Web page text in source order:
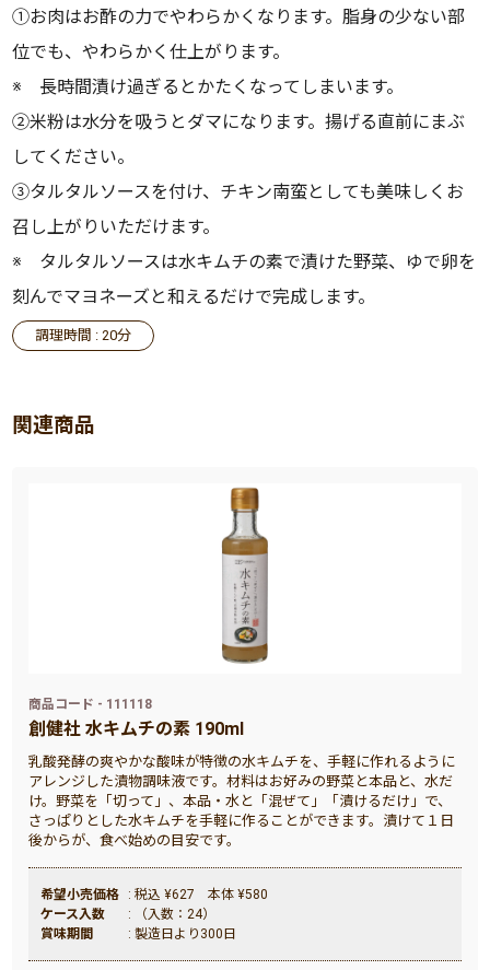
①お肉はお酢の力でやわらかくなります。脂身の少ない部
位でも、やわらかく仕上がります。
※ 長時間漬け過ぎるとかたくなってしまいます。
②米粉は水分を吸うとダマになります。揚げる直前にまぶ
してください。
③タルタルソースを付け、チキン南蛮としても美味しくお
召し上がりいただけます。
※ タルタルソースは水キムチの素で漬けた野菜、ゆで卵を
刻んでマヨネーズと和えるだけで完成します。
調理時間 : 20分
関連商品
商品コード - 111118
創健社 水キムチの素 190ml
乳酸発酵の爽やかな酸味が特徴の水キムチを、手軽に作れるように
アレンジした漬物調味液です。材料はお好みの野菜と本品と、水だ
け。野菜を「切って」、本品・水と「混ぜて」「漬けるだけ」で、
さっぱりとした水キムチを手軽に作ることができます。漬けて１日
後からが、食べ始めの目安です。
希望小売価格
: 税込 ¥627 本体 ¥580
ケース入数
: （入数：24）
賞味期間
: 製造日より300日